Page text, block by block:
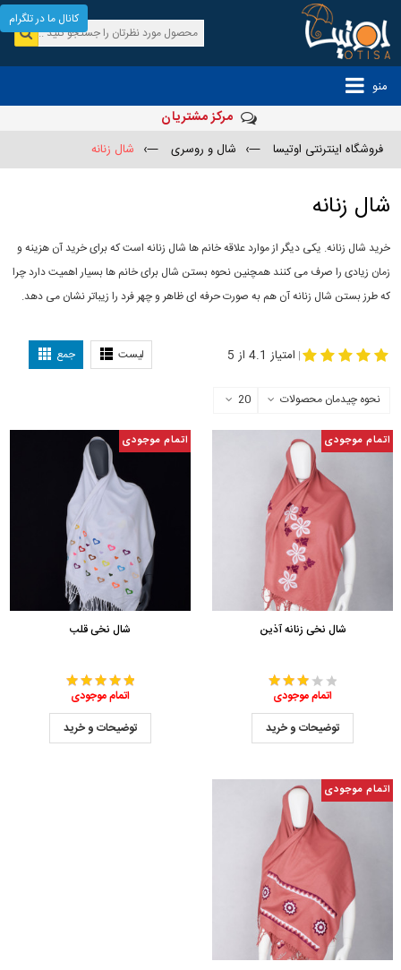
منو
مرکز مشتریان
فروشگاه اینترنتی اوتیسا —› شال و روسری —› شال زنانه
شال زنانه
خرید شال زنانه. یکی دیگر از موارد علاقه خانم ها شال زنانه است که برای خرید آن هزینه و
زمان زیادی را صرف می کنند همچنین نحوه بستن شال برای خانم ها بسیار اهمیت دارد چرا
که طرز بستن شال زنانه آن هم به صورت حرفه ای ظاهر و چهر فرد را زیباتر نشان می دهد.
لیست جمع | امتیاز 4.1 از 5
نحوه چیدمان محصولات 20
اتمام موجودی
شال نخی زنانه آذین
اتمام موجودی
توضیحات و خرید
اتمام موجودی
شال نخی قلب
اتمام موجودی
توضیحات و خرید
اتمام موجودی
کانال ما در تلگرام